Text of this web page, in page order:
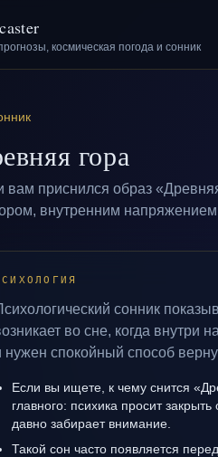
космическая погода и сонник
гора
вам приснился образ
внутренним напряжением
сонник
во сне, когда внутри
нужен спокойный способ
Если вы ищете, к чему снится
главного: психика просит
давно забирает внимание.
Такой сон часто появляется